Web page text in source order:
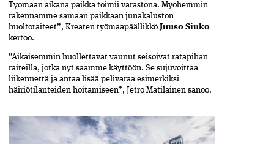
Työmaan ­aikana paikka toimii varastona. Myöhemmin
rakennamme samaan paikkaan junakaluston
huoltoraiteet”, Kreaten työmaapäällikkö Juuso Siuko
kertoo.
”Aikaisemmin huollettavat vaunut seisoivat ratapihan
raiteilla, jotka nyt saamme käyttöön. Se sujuvoittaa
liikennettä ja antaa lisää pelivaraa esimerkiksi
häiriötilanteiden hoitamiseen”, Jetro Matilainen sanoo.